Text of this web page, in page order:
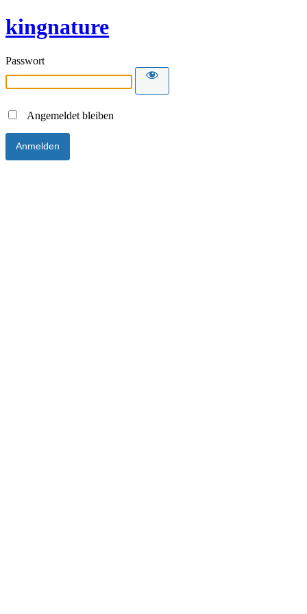
kingnature
Passwort
Angemeldet bleiben